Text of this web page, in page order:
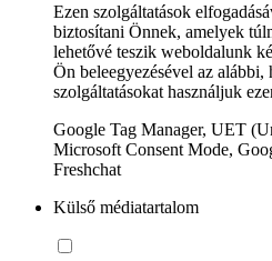
Ezen szolgáltatások
biztosítani Önnek, amelyek
lehetővé teszik weboldalunk
Ön beleegyezésével az
szolgáltatásokat használjuk
Google Tag Manager, UET
Microsoft Consent Mode,
Freshchat
Külső médiatartalom